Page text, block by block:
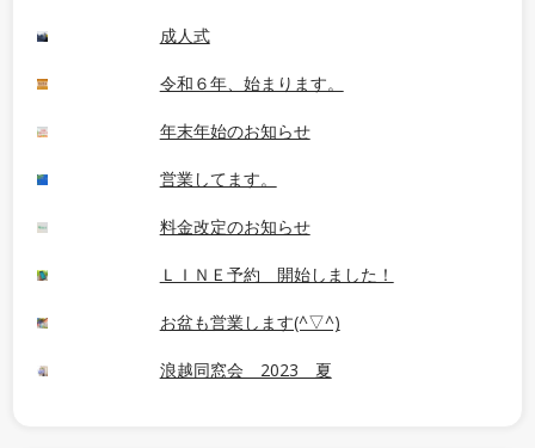
成人式
令和６年、始まります。
年末年始のお知らせ
営業してます。
料金改定のお知らせ
ＬＩＮＥ予約 開始しました！
お盆も営業します(^▽^)
浪越同窓会 2023 夏